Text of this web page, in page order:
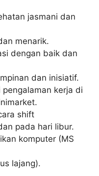
jasmani dan
menarik.
dengan baik dan
dan inisiatif.
kerja di
shift
pada hari libur.
komputer (MS
lajang).